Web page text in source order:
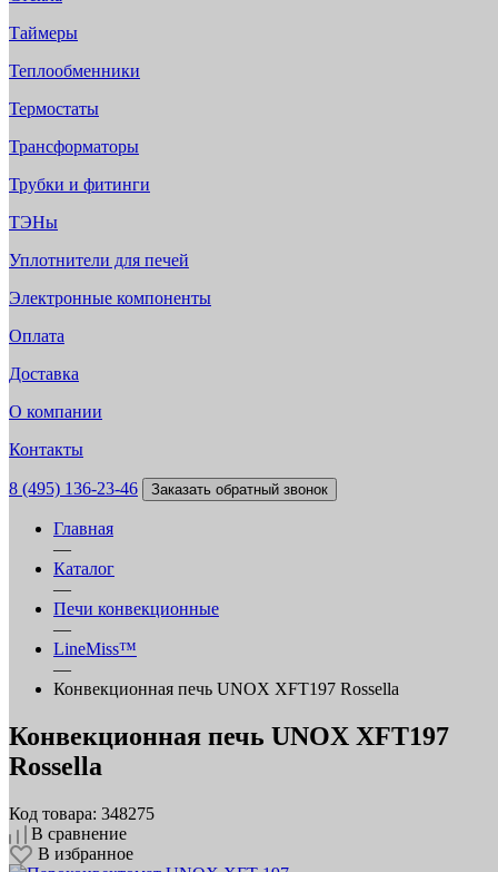
Таймеры
Теплообменники
Термостаты
Трансформаторы
Трубки и фитинги
ТЭНы
Уплотнители для печей
Электронные компоненты
Оплата
Доставка
О компании
Контакты
8 (495) 136-23-46 Заказать обратный звонок
Главная
—
Каталог
—
Печи конвекционные
—
LineMiss™
—
Конвекционная печь UNOX XFT197 Rossella
Конвекционная печь UNOX XFT197
Rossella
Код товара: 348275
В сравнение
В избранное